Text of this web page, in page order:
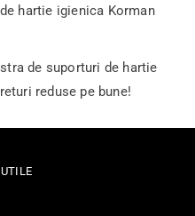
hartie igienica Korman
de suporturi de hartie
reduse pe bune!
UTILE